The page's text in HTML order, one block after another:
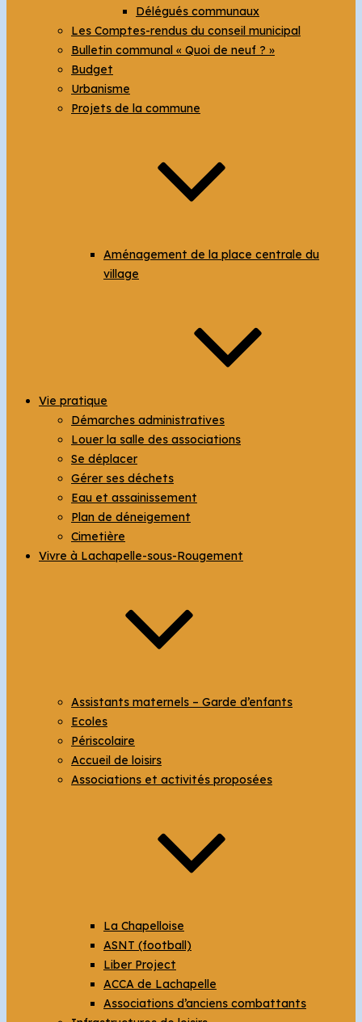
Délégués communaux
Les Comptes-rendus du conseil municipal
Bulletin communal « Quoi de neuf ? »
Budget
Urbanisme
Projets de la commune
Aménagement de la place centrale du
village
Vie pratique
Démarches administratives
Louer la salle des associations
Se déplacer
Gérer ses déchets
Eau et assainissement
Plan de déneigement
Cimetière
Vivre à Lachapelle-sous-Rougement
Assistants maternels – Garde d’enfants
Ecoles
Périscolaire
Accueil de loisirs
Associations et activités proposées
La Chapelloise
ASNT (football)
Liber Project
ACCA de Lachapelle
Associations d’anciens combattants